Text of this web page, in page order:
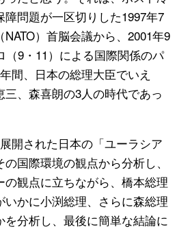
問題が一区切りした1997年7
）首脳会議から、2001年9
（9・11）による国際関係のパ
間、日本の総理大臣でいえ
、森喜朗の3人の時代であっ
開された日本の「ユーラシア
国際環境の観点から分析し、
観点に立ちながら、橋本総理
かに小渕総理、さらに森総理
分析し、最後に簡単な結論に